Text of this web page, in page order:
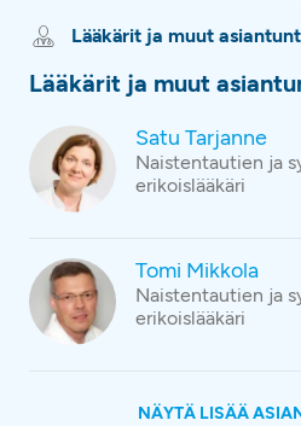
Lääkärit ja muut
Lääkärit ja muut
Satu Tarjanne
Naistentautien ja
erikoislääkäri
Tomi Mikkola
Naistentautien ja
erikoislääkäri
NÄYTÄ LISÄÄ